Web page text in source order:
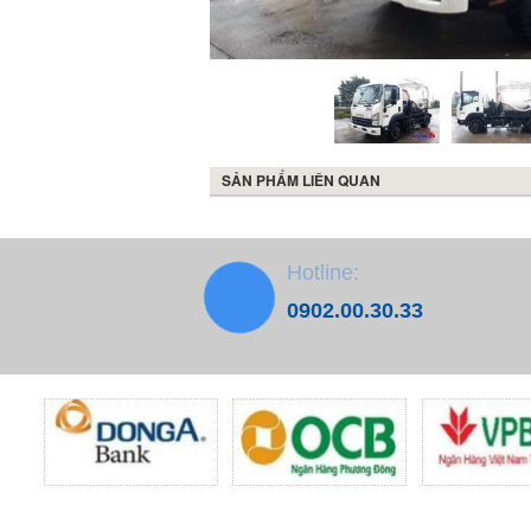
SẢN PHẨM LIÊN QUAN
Hotline:
0902.00.30.33